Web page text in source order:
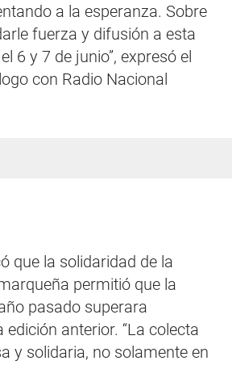
a la esperanza. Sobre
fuerza y difusión a esta
6 y 7 de junio”, expresó el
con Radio Nacional
que la solidaridad de la
permitió que la
pasado superara
anterior. “La colecta
y solidaria, no solamente en